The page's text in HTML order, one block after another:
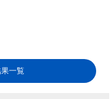
一覧